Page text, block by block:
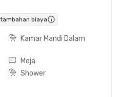
biaya
Kamar Mandi Dalam
Meja
Shower